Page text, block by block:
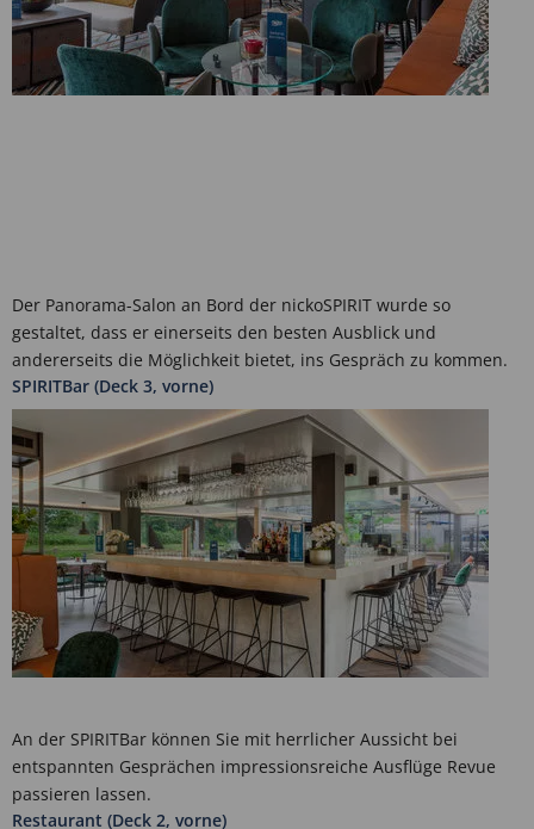
Der Panorama-Salon an Bord der nickoSPIRIT wurde so
gestaltet, dass er einerseits den besten Ausblick und
andererseits die Möglichkeit bietet, ins Gespräch zu kommen.
SPIRITBar (Deck 3, vorne)
An der SPIRITBar können Sie mit herrlicher Aussicht bei
entspannten Gesprächen impressionsreiche Ausflüge Revue
passieren lassen.
Restaurant (Deck 2, vorne)